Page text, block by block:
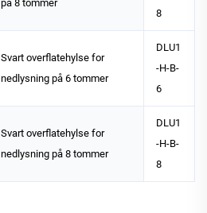
på 8 tommer
8
Svart overflatehylse for
nedlysning på 6 tommer
DLU1
-H-B-
6
Svart overflatehylse for
nedlysning på 8 tommer
DLU1
-H-B-
8